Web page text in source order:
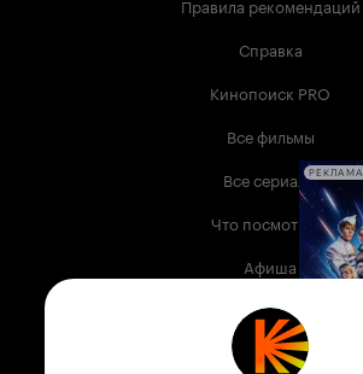
Правила рекомендаций
Справка
Кинопоиск PRO
Все фильмы
Все сериалы
Что посмотреть
Афиша
Музыка
Телепрограмма
РЕКЛАМА